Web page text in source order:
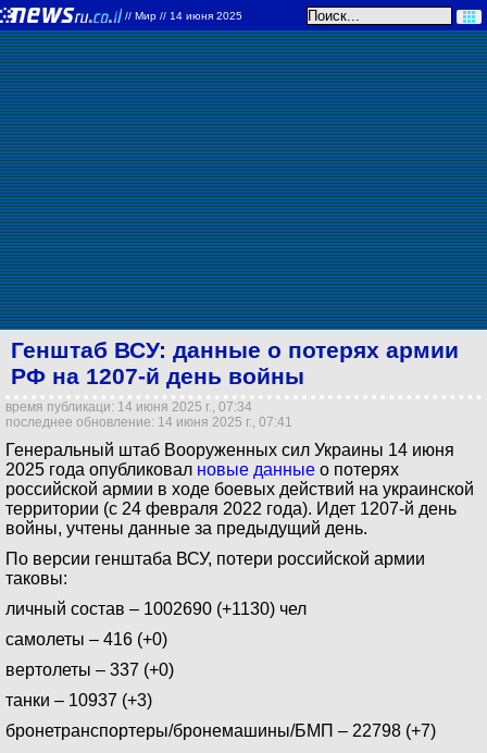
// Мир // 14 июня 2025
Генштаб ВСУ: данные о потерях армии
РФ на 1207-й день войны
время публикаци: 14 июня 2025 г., 07:34
последнее обновление: 14 июня 2025 г., 07:41
Генеральный штаб Вооруженных сил Украины 14 июня
2025 года опубликовал новые данные о потерях
российской армии в ходе боевых действий на украинской
территории (с 24 февраля 2022 года). Идет 1207-й день
войны, учтены данные за предыдущий день.
По версии генштаба ВСУ, потери российской армии
таковы:
личный состав – 1002690 (+1130) чел
самолеты – 416 (+0)
вертолеты – 337 (+0)
танки – 10937 (+3)
бронетранспортеры/бронемашины/БМП – 22798 (+7)